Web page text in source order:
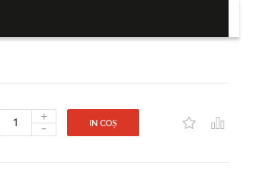
+
- IN COȘ